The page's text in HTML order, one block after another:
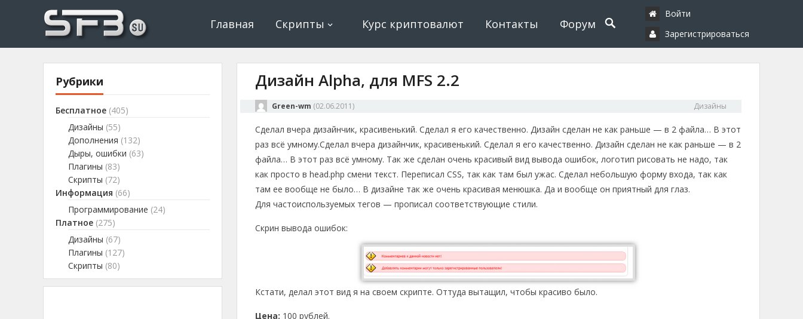
Буксы, программирование, криптовалюта
Главная Скрипты Курс криптовалют Контакты Форум
Войти
Зарегистрироваться
Дизайн Alpha, для MFS 2.2
Green-wm (02.06.2011) Дизайны
Сделал вчера дизайнчик, красивенький. Сделал я его качественно. Дизайн сделан не как раньше — в 2 файла… В этот
раз всё умному.Сделал вчера дизайнчик, красивенький. Сделал я его качественно. Дизайн сделан не как раньше — в 2
файла… В этот раз всё умному. Так же сделан очень красивый вид вывода ошибок, логотип рисовать не надо, так
как просто в head.php смени текст. Переписал CSS, так как там был ужас. Сделал небольшую форму входа, так как
там ее вообще не было… В дизайне так же очень красивая менюшка. Да и вообще он приятный для глаз.
Для частоиспользуемых тегов — прописал соответствующие стили.
Скрин вывода ошибок:
Кстати, делал этот вид я на своем скрипте. Оттуда вытащил, чтобы красиво было.
Цена: 100 рублей.
Рубрики
Бесплатное (405)
Дизайны (55)
Дополнения (132)
Дыры, ошибки (63)
Плагины (83)
Скрипты (72)
Информация (66)
Программирование (24)
Платное (275)
Дизайны (67)
Плагины (127)
Скрипты (80)